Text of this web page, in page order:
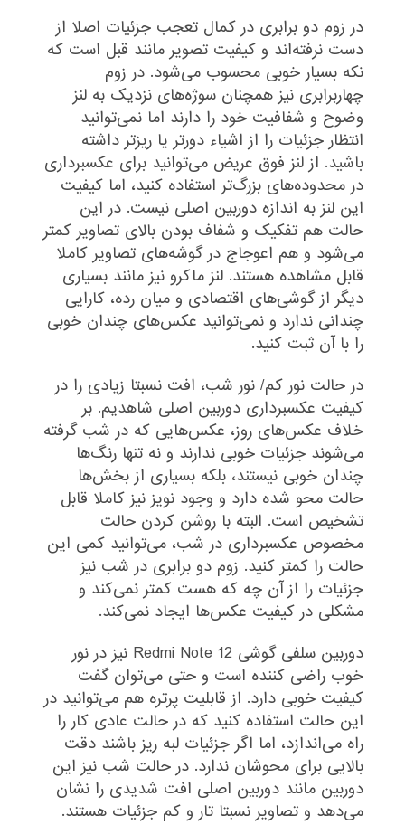
در زوم دو برابری در کمال تعجب جزئیات اصلا از
دست نرفته‌اند و کیفیت تصویر مانند قبل است که
نکه بسیار خوبی محسوب می‌شود. در زوم
چهاربرابری نیز همچنان سوژه‌های نزدیک به لنز
وضوح و شفافیت خود را دارند اما نمی‌توانید
انتظار جزئیات را از اشیاء دورتر یا ریزتر داشته
باشید. از لنز فوق عریض می‌توانید برای عکسبرداری
در محدوده‌های بزرگ‌تر استفاده کنید،‌ اما کیفیت
این لنز به اندازه دوربین اصلی نیست. در این
حالت هم تفکیک و شفاف بودن بالای تصاویر کمتر
می‌شود و هم اعوجاج در گوشه‌های تصاویر کاملا
قابل مشاهده هستند. لنز ماکرو نیز مانند بسیاری
دیگر از گوشی‌های اقتصادی و میان رده، کارایی
چندانی ندارد و نمی‌توانید عکس‌های چندان خوبی
را با آن ثبت کنید.
در حالت نور کم/ نور شب، افت نسبتا زیادی را در
کیفیت عکسبرداری دوربین اصلی شاهدیم. بر
خلاف عکس‌های روز، عکس‌هایی که در شب گرفته
می‌شوند جزئیات خوبی ندارند و نه تنها رنگ‌ها
چندان خوبی نیستند، بلکه بسیاری از بخش‌ها
حالت محو شده دارد و وجود نویز نیز کاملا قابل
تشخیص است. البته با روشن کردن حالت
مخصوص عکسبرداری در شب، می‌توانید کمی این
حالت را کمتر کنید. زوم دو برابری در شب نیز
جزئیات را از آن چه که هست کمتر نمی‌کند و
مشکلی در کیفیت عکس‌ها ایجاد نمی‌کند.
دوربین سلفی گوشی Redmi Note 12 نیز در نور
خوب راضی کننده است و حتی می‌توان گفت
کیفیت خوبی دارد. از قابلیت پرتره هم می‌توانید در
این حالت استفاده کنید که در حالت عادی کار را
راه می‌اندازد،‌ اما اگر جزئیات لبه ریز باشند دقت
بالایی برای محوشان ندارد. در حالت شب نیز این
دوربین مانند دوربین اصلی افت شدیدی را نشان
می‌دهد و تصاویر نسبتا تار و کم جزئیات هستند.